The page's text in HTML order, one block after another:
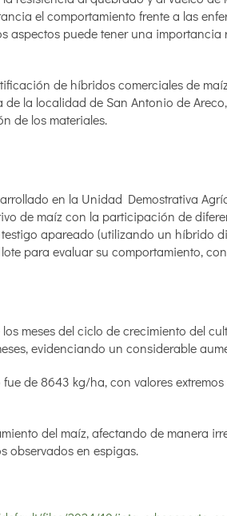
el comportamiento frente a las
aspectos puede tener una
de híbridos comerciales de
la localidad de San Antonio de
de los materiales.
en la Unidad Demostrativa
de maíz con la participación de
apareado (utilizando un híbrido
para evaluar su comportamiento,
meses del ciclo de crecimiento del
evidenciando un considerable
de 8643 kg/ha, con valores
del maíz, afectando de manera
observados en espigas.